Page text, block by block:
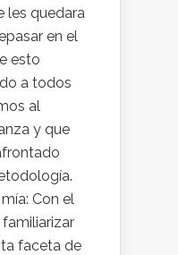
les quedara
en el
esto
a todos
al
y que
Con el
faceta de